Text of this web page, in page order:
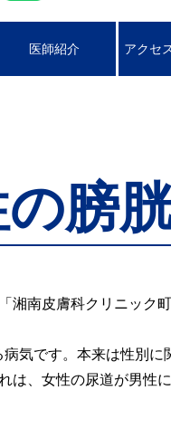
医師紹介 アクセ
膀
南皮膚科クリニック
気です。本来は性別
は、女性の尿道が男性